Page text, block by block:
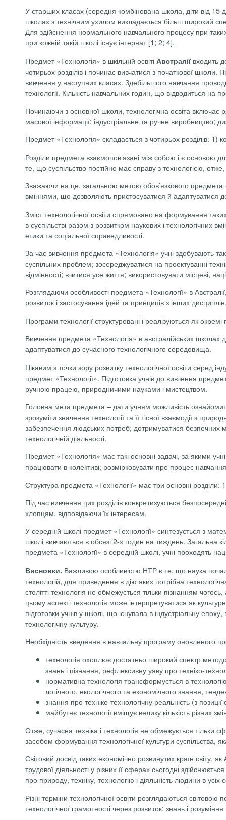
У старших класах (середня комбінована школа, діти від 15
школах з технічним ухилом викладається більш широкий
Для здійснення нормального навчального процесу при
при кожній такій школі існує інтернат [1; 2; 4].
Предмет «Технологія» в шкільній освіті Австраліївходить
чотирьох розділів і починає вивчатися з початкової
вивчення у наступних класах. Здебільшого навчання
технології. Кількість навчальних годин, що відводиться на
Починаючи з основної школи, технологічна освіта включає
масової інформації; індустріальне та ручне виробництво;
Предмет «Технологія» складається з чотирьох розділів:
Розділи предмета взаємопов’язані між собою і є основою
те, що суспільство постійно має справу з технологією,
Зважаючи на це, загальною метою обов’язкового предмета
вміннями, що дозволяють пристосуватися й адаптуватися
Зміст технологічної освіти спрямовано на формування
в суспільстві разом з розвитком наукових і технологічних
етики та соціальної справедливості.
За час вивчення предмета «Технологія» учні здобувають
суспільних проблем; зосереджуватися на проектуванні
відмінності; вчитися усе життя; використовувати місцеві,
Розглядаючи особливості предмета «Технології» в
розвиток і застосування ідей та принципів з інших
Програми технології структуровані і реалізуються як
Вивчення предмета «Технологія» в австралійських
адаптуватися до сучасного технологічного середовища.
Цікавим з точки зору розвитку технологічної освіти серед
предмет «Технології». Підготовка учнів до вивчення
ручною працею, природничими науками і мистецтвом.
Головна мета предмета – дати учням можливість
зрозуміти значення технології та її тісної взаємодії з
забезпечення людських потреб; дотримуватися безпечних
технологічній діяльності.
Предмет «Технологія» має такі основні задачі, за якими
працювати в колективі; розмірковувати про процес
Структура предмета «Технології» має три основні розділи:
Під час вивчення цих розділів конкретизуються
хлопцям, відповідаючи їх інтересам.
У середній школі предмет «Технології» синтезується з
школі вивчаються в обсязі 2-х годин на тиждень. Загальна
предмета «Технології» в середній школі, учні проходять
Висновки. Важливою особливістю НТР є те, що наука
технологій, для приведення в дію яких потрібна
столітті технологія не обмежується тільки пізнанням
цьому аспекті технологія може інтерпретуватися як
підготовки учнів у школі, що існувала в індустріальну
технологічну культуру.
Необхідність введення в навчальну програму оновленого
технологія охоплює достатньо широкий спектр
знань і пізнання, рефлексивну уяву про техніко-
нормативна технологія трансформується в
ло­гічного, екологічного та економічного знання,
знання про техніко-технологічну реальність (з
майбутнє технології вміщує велику кількість різних
Отже, сучасна техніка і технологія не обмежується тільки
засобом формування технологічної культури
Світовий досвід таких економічно розвинутих країн світу,
трудової діяльності у різних її сферах сьогодні
про природу, техніку, технологію і діяльність людини в
Різні терміни технологічної освіти розглядаються
технологічної грамотності через розвиток: знань і